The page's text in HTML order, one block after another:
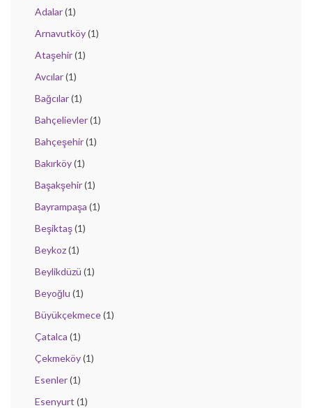
Adalar(1)
Arnavutköy(1)
Ataşehir(1)
Avcılar(1)
Bağcılar(1)
Bahçelievler(1)
Bahçeşehir(1)
Bakırköy(1)
Başakşehir(1)
Bayrampaşa (1)
Beşiktaş(1)
Beykoz(1)
Beylikdüzü (1)
Beyoğlu (1)
Büyükçekmece(1)
Çatalca (1)
Çekmeköy(1)
Esenler(1)
Esenyurt (1)